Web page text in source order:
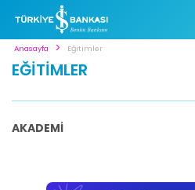
Anasayfa Eğitimler
EĞİTİMLER
AKADEMİ